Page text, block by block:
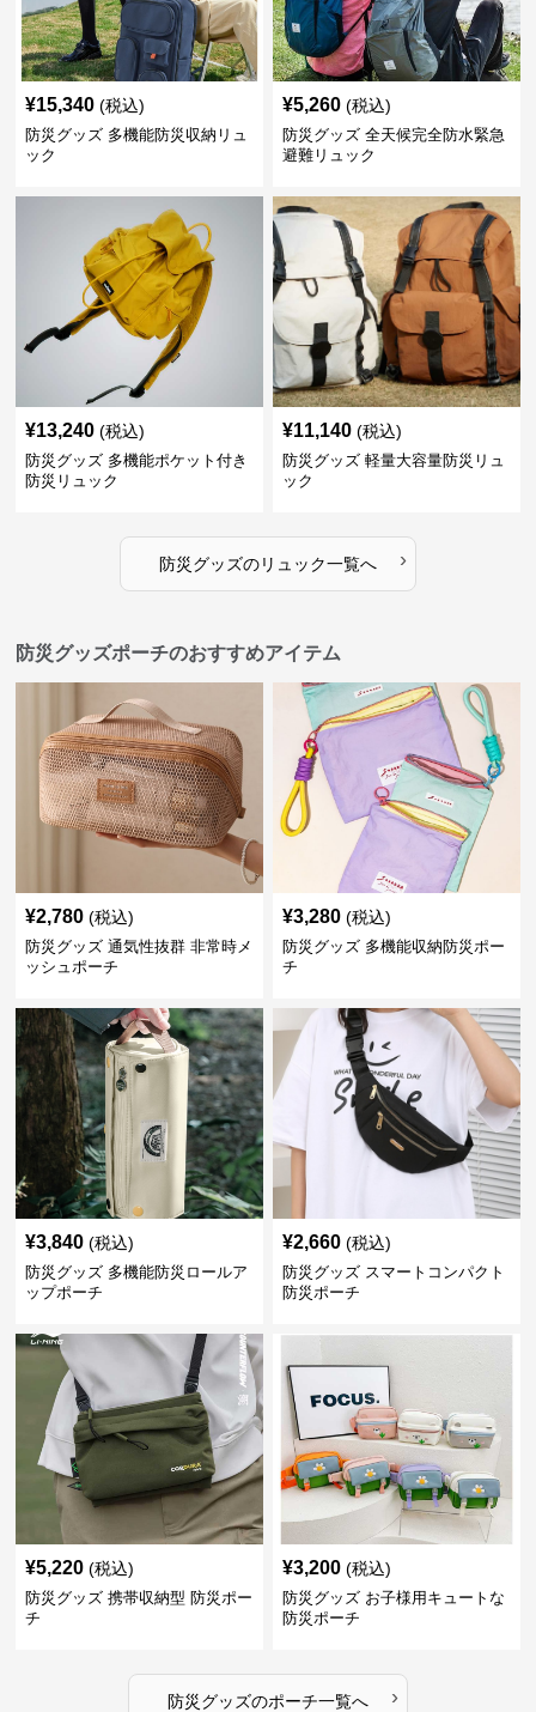
¥15,340 (税込)
防災グッズ 多機能防災収納リュ
ック
¥5,260 (税込)
防災グッズ 全天候完全防水緊急
避難リュック
¥13,240 (税込)
防災グッズ 多機能ポケット付き
防災リュック
¥11,140 (税込)
防災グッズ 軽量大容量防災リュ
ック
防災グッズのリュック一覧へ ›
防災グッズポーチのおすすめアイテム
¥2,780 (税込)
防災グッズ 通気性抜群 非常時メ
ッシュポーチ
¥3,280 (税込)
防災グッズ 多機能収納防災ポー
チ
¥3,840 (税込)
防災グッズ 多機能防災ロールア
ップポーチ
¥2,660 (税込)
防災グッズ スマートコンパクト
防災ポーチ
¥5,220 (税込)
防災グッズ 携帯収納型 防災ポー
チ
¥3,200 (税込)
防災グッズ お子様用キュートな
防災ポーチ
防災グッズのポーチ一覧へ ›